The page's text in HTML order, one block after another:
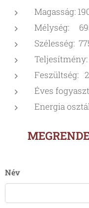
Magasság:
Mélység:
Szélesség:
Teljesítmény:
Feszültség:
Éves
Energia
Név